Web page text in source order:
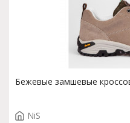
Бежевые замшевые
NiS